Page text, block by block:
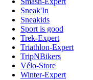
Sneak'In
Sneakids
Sport is good
Trek-Expert
Triathlon-Expert
TripNBikers
Vélo-Store
Winter-Expert